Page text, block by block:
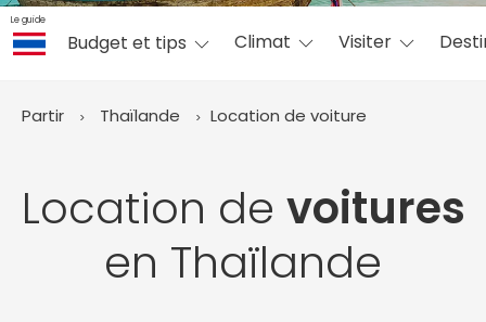
Le guide
Budget et tips Climat Visiter
Partir Thaïlande Location de voiture
Location de voitures
en Thaïlande
☀️ Où partir par mois
Juillet
Août Septembre
Octobre